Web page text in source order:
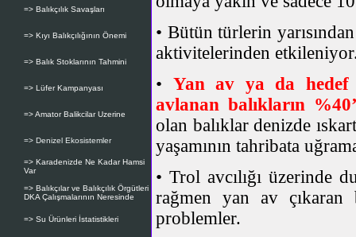
=> Balıkçılık Savaşları
=> Kıyı Balıkçılığının Önemi
=> Balık Stoklarının Tahmini
=> Lüfer Kampanyası
=> Amator Balikcilar Uzerine
=> Denizel Ekosistemler
=> Karadenizde Ne Kadar Hamsi
Var
=> Balıkçılar ve Balıkçılık Örgütleri
DKA Çalışmalarının Neresinde
=> Su Ürünleri İstatistikleri
• Bütün türlerin
aktivitelerinden
• Yan av ya da hedef
avlanan balıkların
olan balıklar denizde
yaşamının tahribata
• Trol avcılığı üzerinde
rağmen yan av çıkaran
problemler.